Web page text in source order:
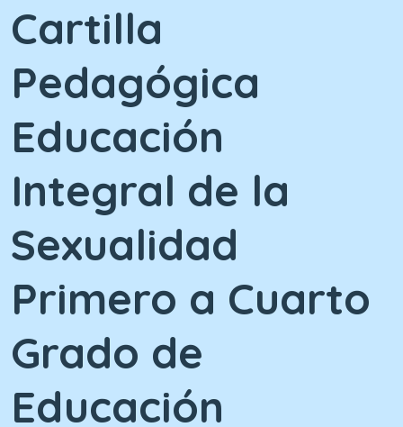
Cartilla
Pedagógica
Educación
Integral de la
Sexualidad
Primero a Cuarto
Grado de
Educación